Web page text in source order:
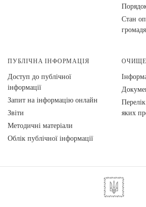
Стан
ПУБЛІЧНА ІНФОРМАЦІЯ
Доступ до публічної
інформації
Запит на інформацію онлайн
Звіти
Методичні матеріали
Облік публічної інформації
яких